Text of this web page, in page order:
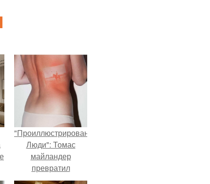
"Проиллюстрированные
Люди": Томас
майландер
превратил
солнечные ожоги в